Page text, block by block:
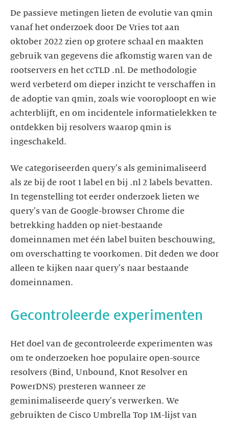
De passieve metingen lieten de evolutie van qmin
vanaf het onderzoek door De Vries tot aan
oktober 2022 zien op grotere schaal en maakten
gebruik van gegevens die afkomstig waren van de
rootservers en het ccTLD .nl. De methodologie
werd verbeterd om dieper inzicht te verschaffen in
de adoptie van qmin, zoals wie vooroploopt en wie
achterblijft, en om incidentele informatielekken te
ontdekken bij resolvers waarop qmin is
ingeschakeld.
We categoriseerden query's als geminimaliseerd
als ze bij de root 1 label en bij .nl 2 labels bevatten.
In tegenstelling tot eerder onderzoek lieten we
query's van de Google-browser Chrome die
betrekking hadden op niet-bestaande
domeinnamen met één label buiten beschouwing,
om overschatting te voorkomen. Dit deden we door
alleen te kijken naar query's naar bestaande
domeinnamen.
Gecontroleerde experimenten
Het doel van de gecontroleerde experimenten was
om te onderzoeken hoe populaire open-source
resolvers (Bind, Unbound, Knot Resolver en
PowerDNS) presteren wanneer ze
geminimaliseerde query's verwerken. We
gebruikten de Cisco Umbrella Top 1M-lijst van